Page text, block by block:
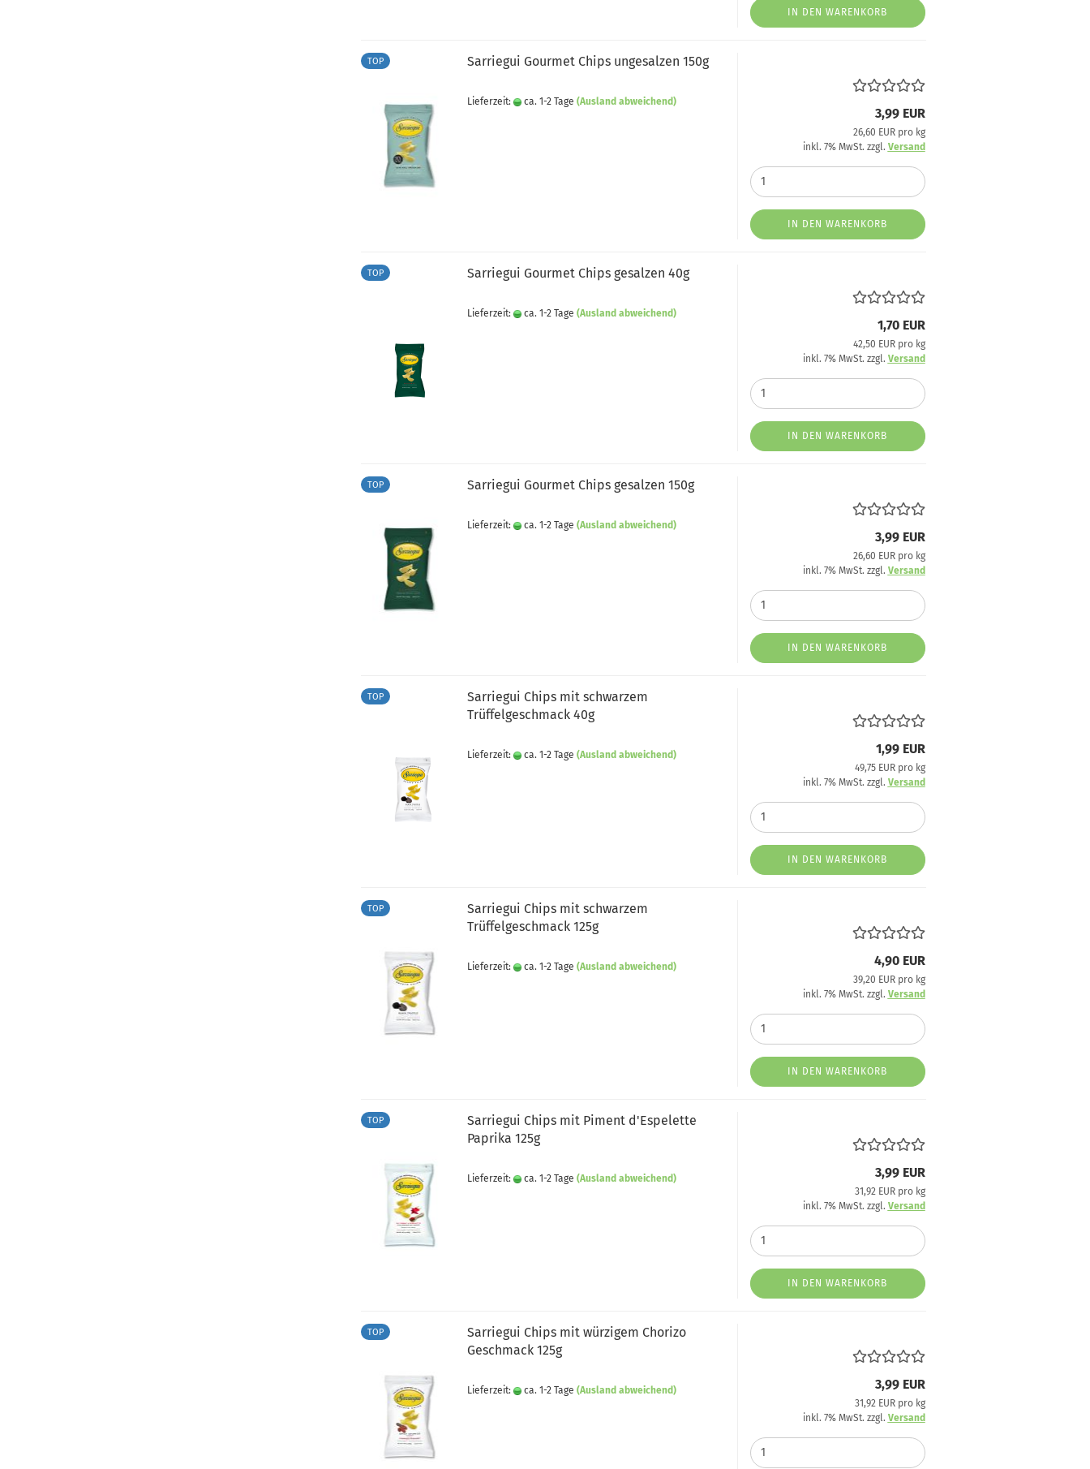
IN DEN WARENKORB
TOP Sarriegui Gourmet Chips ungesalzen 150g
Lieferzeit: ca. 1-2 Tage (Ausland abweichend)
3,99 EUR
26,60 EUR pro kg
inkl. 7% MwSt. zzgl. Versand
IN DEN WARENKORB
TOP Sarriegui Gourmet Chips gesalzen 40g
Lieferzeit: ca. 1-2 Tage (Ausland abweichend)
1,70 EUR
42,50 EUR pro kg
inkl. 7% MwSt. zzgl. Versand
IN DEN WARENKORB
TOP Sarriegui Gourmet Chips gesalzen 150g
Lieferzeit: ca. 1-2 Tage (Ausland abweichend)
3,99 EUR
26,60 EUR pro kg
inkl. 7% MwSt. zzgl. Versand
IN DEN WARENKORB
TOP
Sarriegui Chips mit schwarzem
Trüffelgeschmack 40g
Lieferzeit: ca. 1-2 Tage (Ausland abweichend) 1,99 EUR
49,75 EUR pro kg
inkl. 7% MwSt. zzgl. Versand
IN DEN WARENKORB
TOP
Sarriegui Chips mit schwarzem
Trüffelgeschmack 125g
Lieferzeit: ca. 1-2 Tage (Ausland abweichend) 4,90 EUR
39,20 EUR pro kg
inkl. 7% MwSt. zzgl. Versand
IN DEN WARENKORB
TOP
Sarriegui Chips mit Piment d'Espelette
Paprika 125g
Lieferzeit: ca. 1-2 Tage (Ausland abweichend) 3,99 EUR
31,92 EUR pro kg
inkl. 7% MwSt. zzgl. Versand
IN DEN WARENKORB
TOP
Sarriegui Chips mit würzigem Chorizo
Geschmack 125g
Lieferzeit: ca. 1-2 Tage (Ausland abweichend) 3,99 EUR
31,92 EUR pro kg
inkl. 7% MwSt. zzgl. Versand